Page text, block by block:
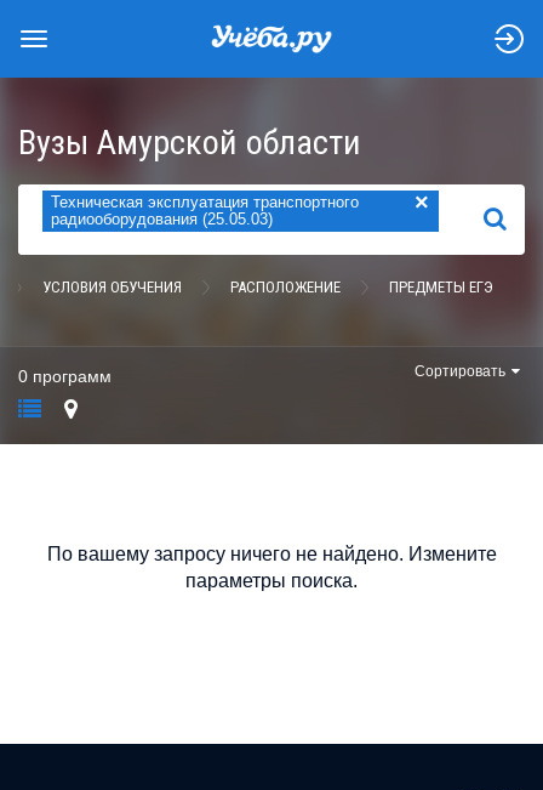
Вузы Амурской области
Техническая эксплуатация транспортного
радиооборудования (25.05.03)
×
НАЙТИ
УСЛОВИЯ ОБУЧЕНИЯ РАСПОЛОЖЕНИЕ ПРЕДМЕТЫ ЕГЭ
0 программ Сортировать
По вашему запросу ничего не найдено. Измените
параметры поиска.